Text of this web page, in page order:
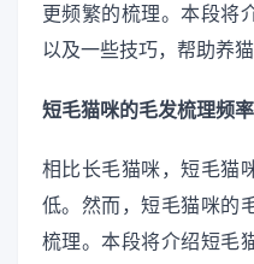
更频繁的梳理。本段将
以及一些技巧，帮助养
短毛猫咪的毛发梳理频
相比长毛猫咪，短毛猫
低。然而，短毛猫咪的
梳理。本段将介绍短毛